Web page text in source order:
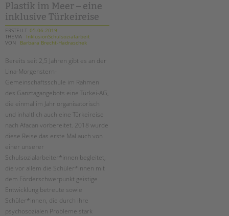
Plastik im Meer – eine
inklusive Türkeireise
ERSTELLT 05.06.2019
THEMA
InklusionSchulsozialarbeit
VON
Barbara Brecht-Hadraschek
Bereits seit 2,5 Jahren gibt es an der
Lina-Morgenstern-
Gemeinschaftsschule im Rahmen
des Ganztagangebots eine Türkei-AG,
die einmal im Jahr organisatorisch
und inhaltlich auch eine Türkeireise
nach Afacan vorbereitet. 2018 wurde
diese Reise das erste Mal auch von
einer unserer
Schulsozialarbeiter*innen begleitet,
die vor allem die Schüler*innen mit
dem Förderschwerpunkt geistige
Entwicklung betreute sowie
Schüler*innen, die durch ihre
psychosozialen Probleme stark